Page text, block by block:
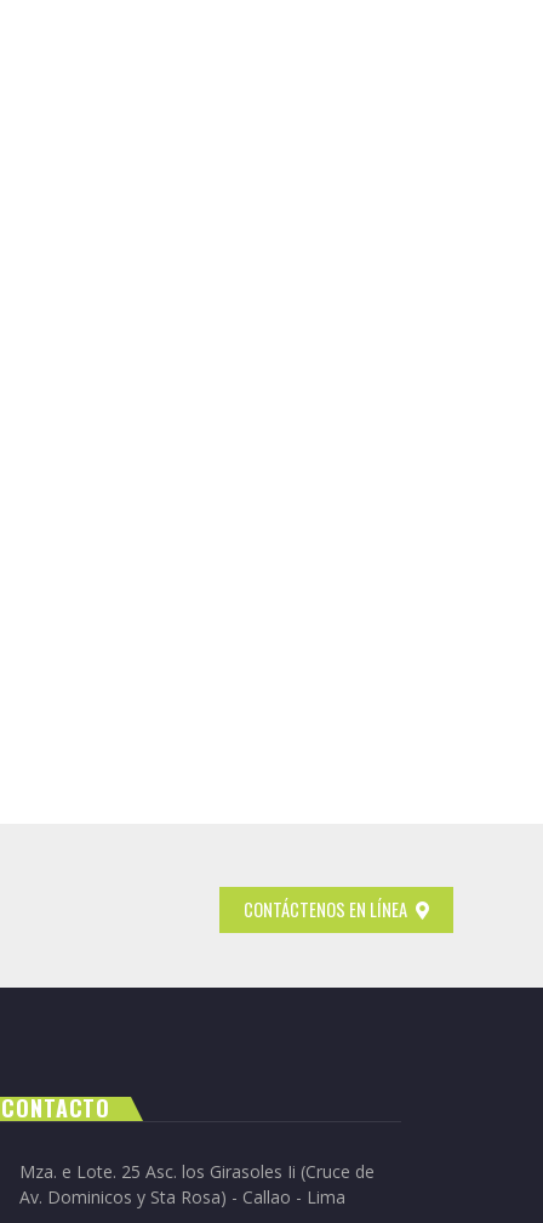
CONTÁCTENOS EN LÍNEA
CONTACTO
Mza. e Lote. 25 Asc. los Girasoles Ii (Cruce de
Av. Dominicos y Sta Rosa) - Callao - Lima